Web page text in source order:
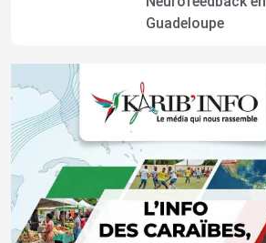
Guadeloupe